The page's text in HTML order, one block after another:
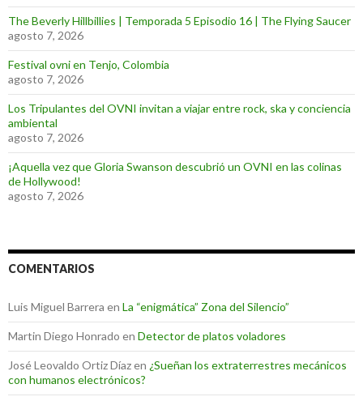
The Beverly Hillbillies | Temporada 5 Episodio 16 | The Flying Saucer
agosto 7, 2026
Festival ovni en Tenjo, Colombia
agosto 7, 2026
Los Tripulantes del OVNI invitan a viajar entre rock, ska y conciencia
ambiental
agosto 7, 2026
¡Aquella vez que Gloria Swanson descubrió un OVNI en las colinas
de Hollywood!
agosto 7, 2026
COMENTARIOS
Luis Miguel Barrera en La “enigmática” Zona del Silencio”
Martin Diego Honrado en Detector de platos voladores
José Leovaldo Ortiz Díazen ¿Sueñan los extraterrestres mecánicos
con humanos electrónicos?